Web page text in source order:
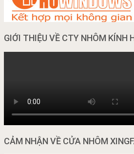
GIỚI THIỆU VỀ CTY NHÔM KÍNH
CẢM NHẬN VỀ CỬA NHÔM